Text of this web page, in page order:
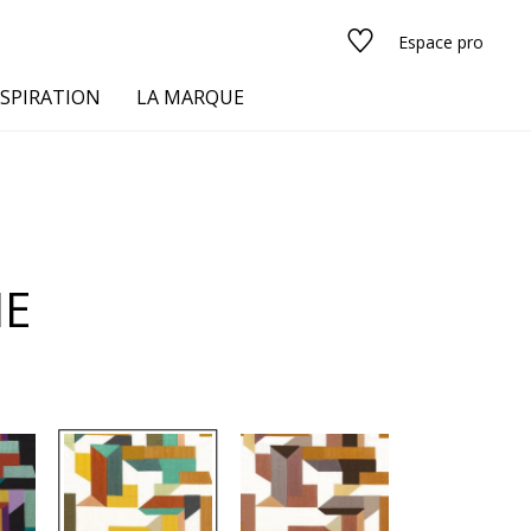
Espace pro
Voir tous les tissus
LA MARQUE